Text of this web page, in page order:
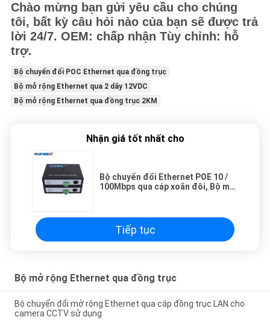
Chào mừng bạn gửi yêu cầu cho chúng
tôi, bất kỳ câu hỏi nào của bạn sẽ được trả
lời 24/7. OEM: chấp nhận Tùy chỉnh: hỗ
trợ.
Bộ chuyển đổi POC Ethernet qua đồng trục
Bộ mở rộng Ethernet qua 2 dây 12VDC
Bộ mở rộng Ethernet qua đồng trục 2KM
Nhận giá tốt nhất cho
Bộ chuyển đổi Ethernet POE 10 /
100Mbps qua cáp xoắn đôi, Bộ mở
Tiếp tục
Bộ mở rộng Ethernet qua đồng trục
Bộ chuyển đổi mở rộng Ethernet qua cáp đồng trục LAN cho
camera CCTV sử dụng